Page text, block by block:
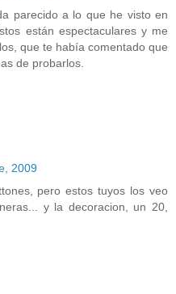
parecido a lo que he visto en
están espectaculares y me
que te había comentado que
de probarlos.
2009
pero estos tuyos los veo
y la decoracion, un 20,